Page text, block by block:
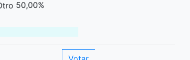
50,00%